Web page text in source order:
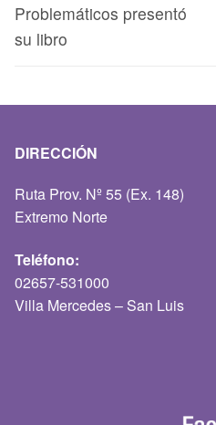
Problemáticos presentó
su libro
DIRECCIÓN
Ruta Prov. Nº 55 (Ex. 148)
Extremo Norte
Teléfono:
02657-531000
Villa Mercedes – San Luis